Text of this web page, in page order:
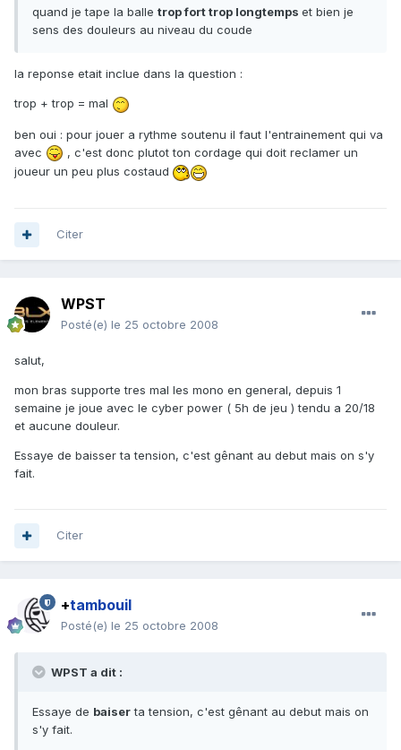
quand je tape la balle trop fort trop longtemps et bien je
sens des douleurs au niveau du coude
la reponse etait inclue dans la question :
trop + trop = mal
ben oui : pour jouer a rythme soutenu il faut l'entrainement qui va
avec
, c'est donc plutot ton cordage qui doit reclamer un
joueur un peu plus costaud
Citer
WPST
Posté(e) le 25 octobre 2008
salut,
mon bras supporte tres mal les mono en general, depuis 1
semaine je joue avec le cyber power ( 5h de jeu ) tendu a 20/18
et aucune douleur.
Essaye de baisser ta tension, c'est gênant au debut mais on s'y
fait.
Citer
+tambouil
Posté(e) le 25 octobre 2008
WPST a dit :
Essaye de baiserta tension, c'est gênant au debut mais on
s'y fait.